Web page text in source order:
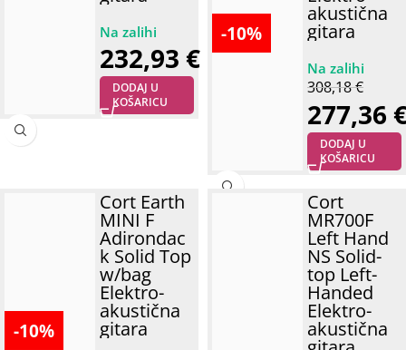
232,93 €
DODAJ U
KOŠARICU
-10%
akustična
gitara
308,18€
277,36
DODAJ U
KOŠARICU
-10%
Cort Earth
MINI F
Adirondac
k Solid Top
w/bag
Elektro-
akustična
gitara
Cort
MR700F
Left Hand
NS Solid-
top Left-
Handed
Elektro-
akustična